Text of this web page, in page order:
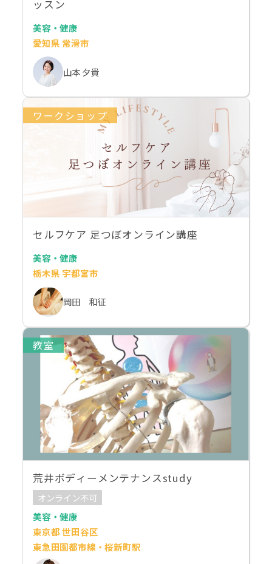
ッスン
美容・健康
愛知県 常滑市
山本 夕貴
ワークショップ
セルフケア 足つぼオンライン講座
美容・健康
栃木県 宇都宮市
岡田 和征
教室
荒井ボディーメンテナンスstudy
オンライン不可
美容・健康
東京都 世田谷区
東急田園都市線・桜新町駅